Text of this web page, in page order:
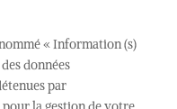
« Information (s)
données
par